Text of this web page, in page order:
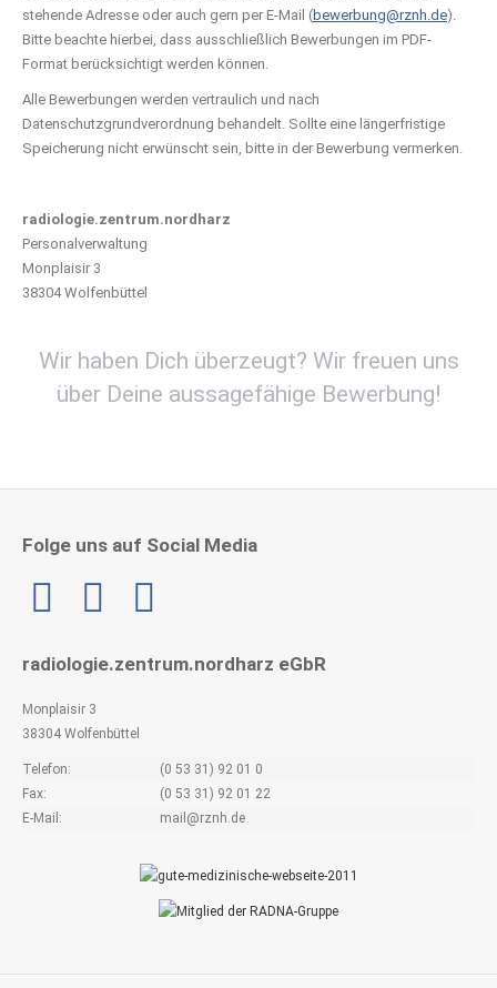
stehende Adresse oder auch gern per E-Mail (bewerbung@rznh.de).
Bitte beachte hierbei, dass ausschließlich Bewerbungen im PDF-
Format berücksichtigt werden können.
Alle Bewerbungen werden vertraulich und nach
Datenschutzgrundverordnung behandelt. Sollte eine längerfristige
Speicherung nicht erwünscht sein, bitte in der Bewerbung vermerken.
radiologie.zentrum.nordharz
Personalverwaltung
Monplaisir 3
38304 Wolfenbüttel
Wir haben Dich überzeugt? Wir freuen uns
über Deine aussagefähige Bewerbung!
Folge uns auf Social Media
Linkedin
radiologie.zentrum.nordharz eGbR
Monplaisir 3
38304 Wolfenbüttel
Telefon:
(0 53 31) 92 01 0
Fax:
(0 53 31) 92 01 22
E-Mail:
mail@rznh.de